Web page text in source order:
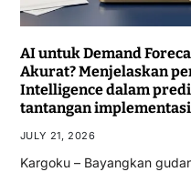
AI untuk Demand
Akurat? Menjelaskan
Intelligence dalam
tantangan
JULY 21, 2026
Kargoku – Bayangkan